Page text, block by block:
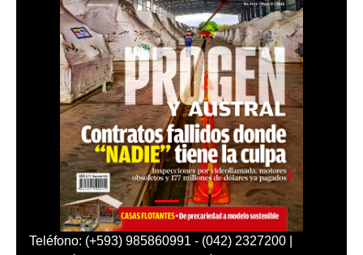
Teléfono: (+593) 985860991 - (042) 2327200 |